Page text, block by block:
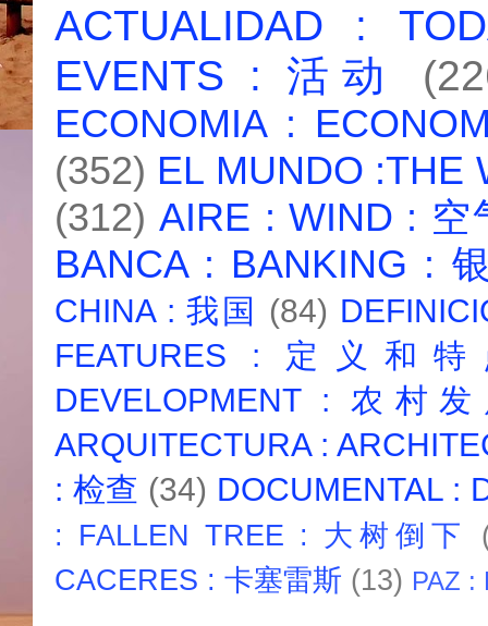
ACTUALIDAD :
EVENTS : 活动
ECONOMIA :
(352) EL MUNDO :THE
(312) AIRE : WIND : 空
BANCA : BANKING :
CHINA : 我国 (84)
FEATURES : 定义和
DEVELOPMENT : 农村
ARQUITECTURA :
: 检查 (34) DOCUMENTAL :
: FALLEN TREE : 大树倒下
CACERES : 卡塞雷斯 (13) PAZ :